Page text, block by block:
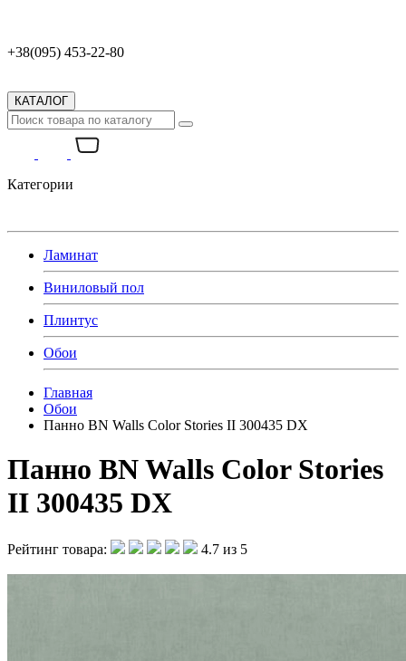
+38(095) 453-22-80
КАТАЛОГ
Категории
Ламинат
Виниловый пол
Плинтус
Обои
Главная
Обои
Панно BN Walls Color Stories II 300435 DX
Панно BN Walls Color Stories
II 300435 DX
Рейтинг товара: 4.7 из 5